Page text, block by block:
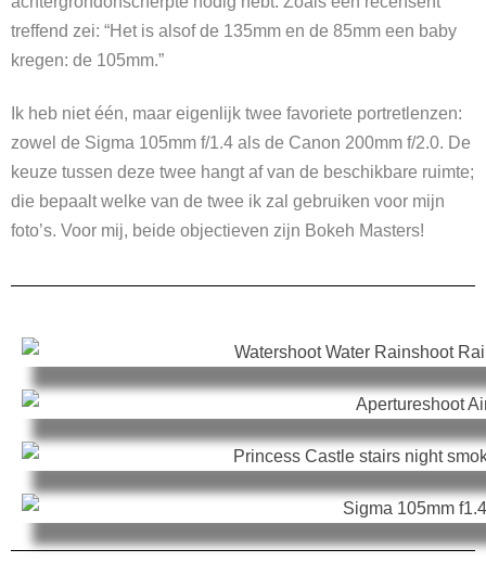
treffend zei: “Het is alsof de 135mm en de 85mm een baby
kregen: de 105mm.”
Ik heb niet één, maar eigenlijk twee favoriete portretlenzen:
zowel de Sigma 105mm f/1.4 als de Canon 200mm f/2.0. De
keuze tussen deze twee hangt af van de beschikbare ruimte;
die bepaalt welke van de twee ik zal gebruiken voor mijn
foto’s. Voor mij, beide objectieven zijn Bokeh Masters!